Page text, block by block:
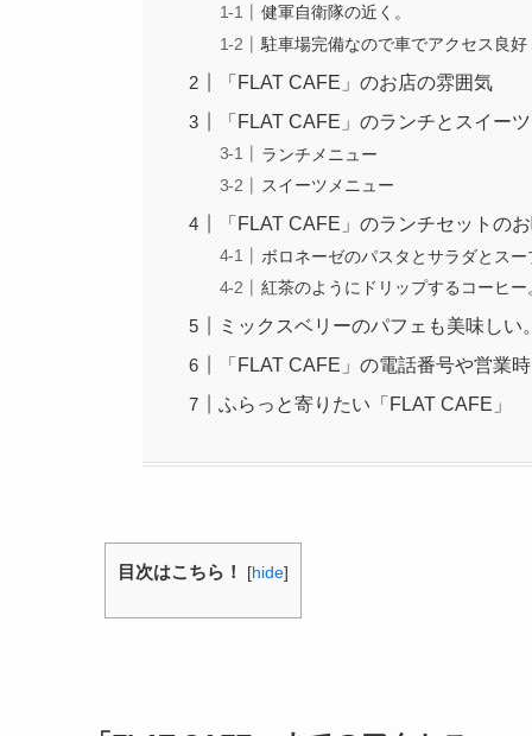
健軍自衛隊の近く。
駐車場完備なので車でアクセス良好
「FLAT CAFE」のお店の雰囲気
「FLAT CAFE」のランチとスイー
ランチメニュー
スイーツメニュー
「FLAT CAFE」のランチセットの
ボロネーゼのパスタとサラダとスー
紅茶のようにドリップするコーヒー
ミックスベリーのパフェも美味しい
「FLAT CAFE」の電話番号や営業
ふらっと寄りたい「FLAT CAFE」
目次はこちら！ [hide]